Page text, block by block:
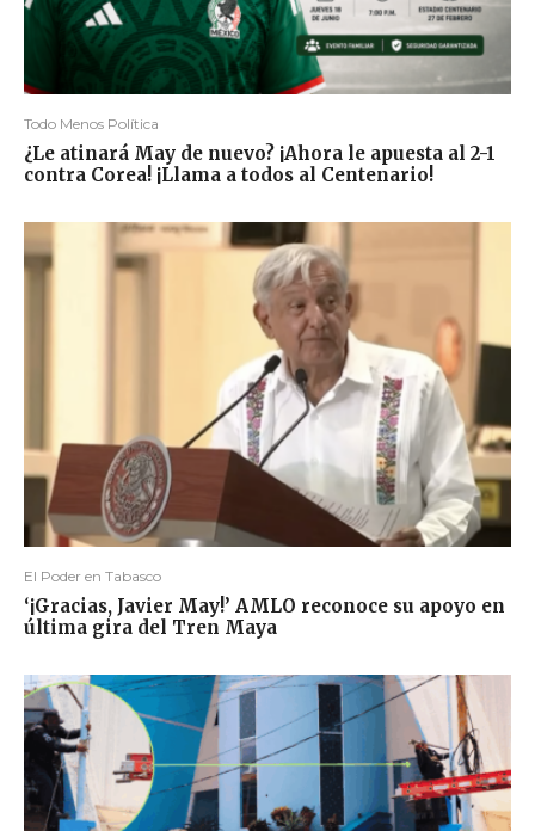
Todo Menos Política
¿Le atinará May de nuevo? ¡Ahora le apuesta al 2-1
contra Corea! ¡Llama a todos al Centenario!
El Poder en Tabasco
‘¡Gracias, Javier May!’ AMLO reconoce su apoyo en
última gira del Tren Maya